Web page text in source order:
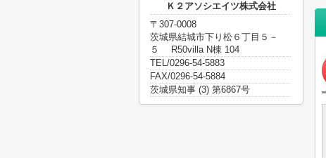
Ｋ２アソシエイツ株式会社
〒307-0008
茨城県結城市下り松６丁目５－
５ R50villa N棟 104
TEL/0296-54-5883
FAX/0296-54-5884
茨城県知事 (3) 第6867号